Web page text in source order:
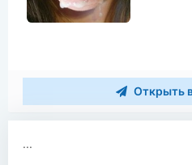
Открыть
...